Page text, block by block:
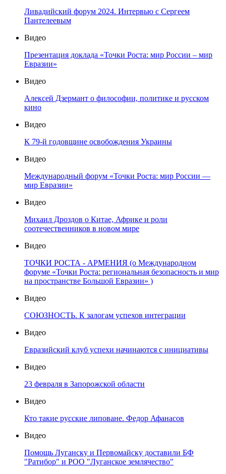
Ливадийский форум 2024. Интервью с Сергеем
Пантелеевым
Видео
Презентация доклада «Точки Роста: мир России – мир
Евразии»
Видео
Алексей Дзермант о философии, политике и русском
кино
Видео
К 79-й годовщине освобождения Украины
Видео
Международный форум «Точки Роста: мир России —
мир Евразии»
Видео
Михаил Дроздов о Китае, Африке и роли
соотечественников в новом мире
Видео
ТОЧКИ РОСТА - АРМЕНИЯ (о Международном
форуме «Точки Роста: региональная безопасность и мир
на пространстве Большой Евразии» )
Видео
СОЮЗНОСТЬ. К залогам успехов интеграции
Видео
Евразийский клуб успехи начинаются с инициативы
Видео
23 февраля в Запорожской области
Видео
Кто такие русские липоване. Федор Афанасов
Видео
Помощь Луганску и Первомайску доставили БФ
"Ратибор" и РОО "Луганское землячество"